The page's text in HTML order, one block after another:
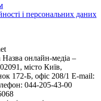
і персональних даних
онлайн-медіа –
місто Київ,
Б, офіс 208/1 E-mail:
044-205-43-00